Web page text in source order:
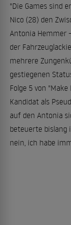
"Die Games sind
Nico (28) den
Antonia Hemmer
der
mehrere
gestiegenen
Folge 5 von
Kandidat als
auf den Antonia
beteuerte bislang
nein, ich habe